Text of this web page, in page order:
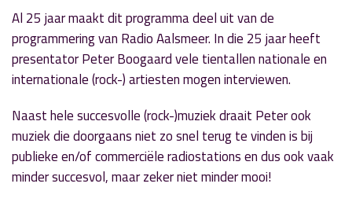
Al 25 jaar maakt dit programma deel uit van de
programmering van Radio Aalsmeer. In die 25 jaar heeft
presentator Peter Boogaard vele tientallen nationale en
internationale (rock-) artiesten mogen interviewen.
Naast hele succesvolle (rock-)muziek draait Peter ook
muziek die doorgaans niet zo snel terug te vinden is bij
publieke en/of commerciële radiostations en dus ook vaak
minder succesvol, maar zeker niet minder mooi!